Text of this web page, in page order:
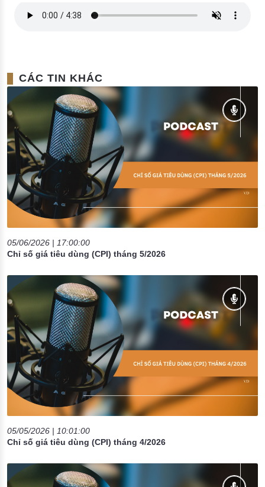
Đào tạo ISO
CÁC TIN KHÁC
05/06/2026 | 17:00:00
Chỉ số giá tiêu dùng (CPI) tháng 5/2026
05/05/2026 | 10:01:00
Chỉ số giá tiêu dùng (CPI) tháng 4/2026